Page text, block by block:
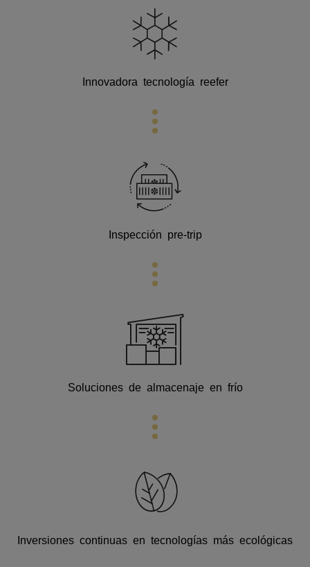
Innovadora tecnología reefer
Inspección pre-trip
Soluciones de almacenaje en frío
Inversiones continuas en tecnologías más ecológicas